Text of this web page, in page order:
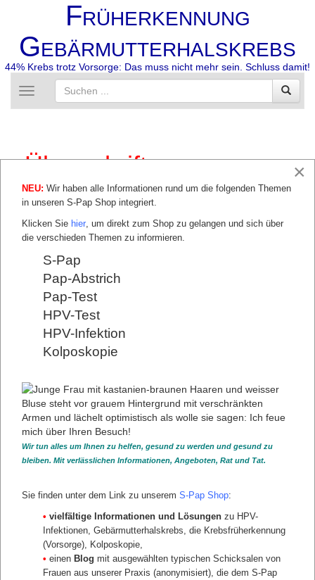
FRÜHERKENNUNG
GEBÄRMUTTERHALSKREBS
44% Krebs trotz Vorsorge: Das muss nicht mehr sein. Schluss damit!
Toggle
navigation
Überschrift
Das ist eine einspaltige Seite ohne Bild
Beratung
×
NEU: Wir haben alle Informationen rund um die folgenden Themen
in unseren S-Pap Shop integriert.
Klicken Sie hier , um direkt zum Shop zu gelangen und sich über
die verschieden Themen zu informieren.
S-Pap
Pap-Abstrich
Pap-Test
HPV-Test
HPV-Infektion
Kolposkopie
Wir tun alles um Ihnen zu helfen, gesund zu werden und gesund zu
bleiben. Mit verlässlichen Informationen, Angeboten, Rat und Tat.
Sie finden unter dem Link zu unserem S-Pap Shop:
• vielfältige Informationen und Lösungen zu HPV-
Infektionen, Gebärmutterhalskrebs, die Krebsfrüherkennung
(Vorsorge), Kolposkopie,
• einen Blog mit ausgewählten typischen Schicksalen von
Frauen aus unserer Praxis (anonymisiert), die dem S-Pap